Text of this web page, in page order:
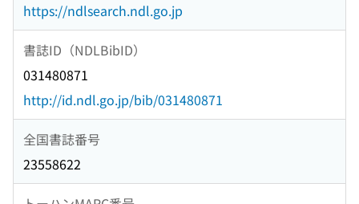
https://ndlsearch.ndl.go.jp
書誌ID（NDLBibID）
031480871
http://id.ndl.go.jp/bib/031480871
全国書誌番号
23558622